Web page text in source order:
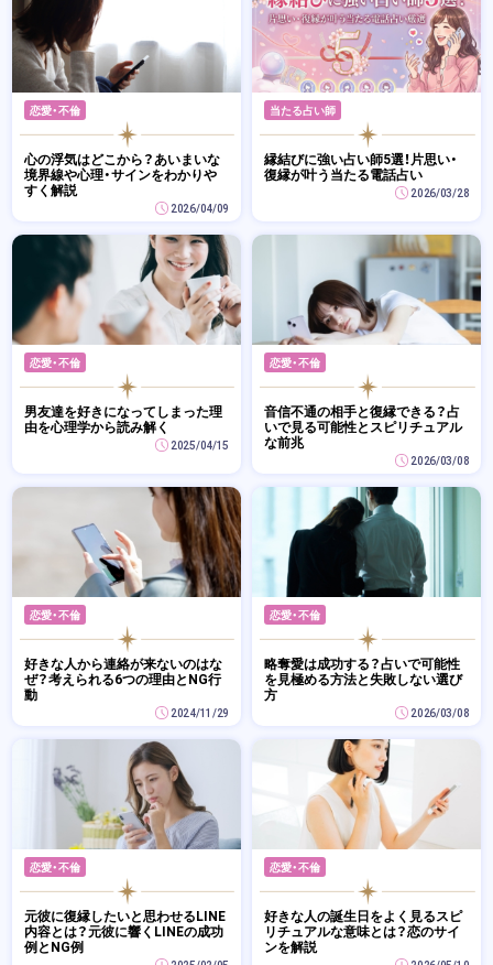
恋愛・不倫
心の浮気はどこから？あいまいな
境界線や心理・サインをわかりや
すく解説
2026/04/09
当たる占い師
縁結びに強い占い師5選！片思い・
復縁が叶う当たる電話占い
2026/03/28
恋愛・不倫
男友達を好きになってしまった理
由を心理学から読み解く
2025/04/15
恋愛・不倫
音信不通の相手と復縁できる？占
いで見る可能性とスピリチュアル
な前兆
2026/03/08
恋愛・不倫
好きな人から連絡が来ないのはな
ぜ？考えられる6つの理由とNG行
動
2024/11/29
恋愛・不倫
略奪愛は成功する？占いで可能性
を見極める方法と失敗しない選び
方
2026/03/08
恋愛・不倫
元彼に復縁したいと思わせるLINE
内容とは？元彼に響くLINEの成功
例とNG例
恋愛・不倫
好きな人の誕生日をよく見るスピ
リチュアルな意味とは？恋のサイ
ンを解説